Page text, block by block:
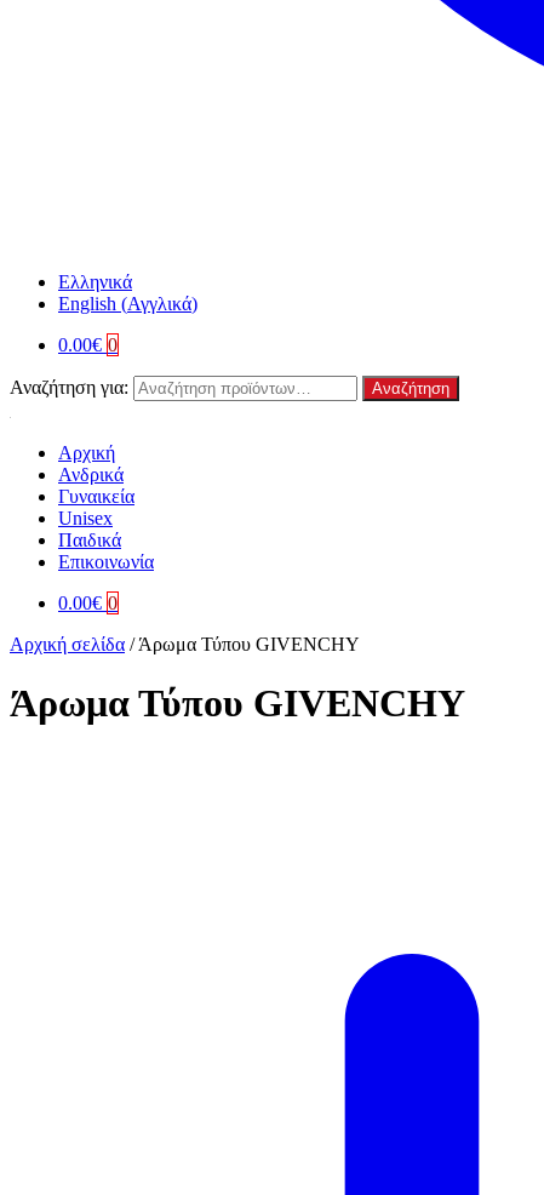
Ελληνικά
English (Αγγλικά)
0.00€ 0
Αναζήτηση για: Αναζήτηση
Αρχική
Ανδρικά
Γυναικεία
Unisex
Παιδικά
Επικοινωνία
0.00€ 0
Αρχική σελίδα /Άρωμα Τύπου GIVENCHY
Άρωμα Τύπου GIVENCHY